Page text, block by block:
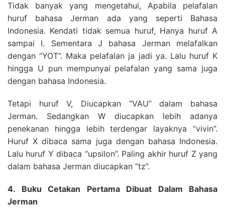
Tidak banyak yang mengetahui, Apabila pelafalan
huruf bahasa Jerman ada yang seperti Bahasa
Indonesia. Kendati tidak semua huruf, Hanya huruf A
sampai I. Sementara J bahasa Jerman melafalkan
dengan “YOT”. Maka pelafalan ja jadi ya. Lalu huruf K
hingga U pun mempunyai pelafalan yang sama juga
dengan bahasa Indonesia.
Tetapi huruf V, Diucapkan “VAU” dalam bahasa
Jerman. Sedangkan W diucapkan lebih adanya
penekanan hingga lebih terdengar layaknya “vivin”.
Huruf X dibaca sama juga dengan bahasa Indonesia.
Lalu huruf Y dibaca “upsilon”. Paling akhir huruf Z yang
dalam bahasa Jerman diucapkan “tz”.
4. Buku Cetakan Pertama Dibuat Dalam Bahasa
Jerman